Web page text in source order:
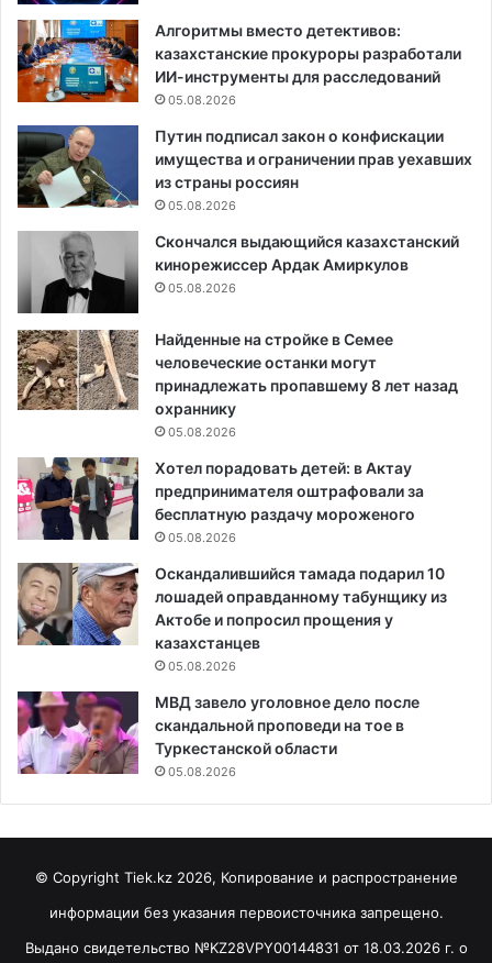
Алгоритмы вместо детективов:
казахстанские прокуроры разработали
ИИ-инструменты для расследований
05.08.2026
Путин подписал закон о конфискации
имущества и ограничении прав уехавших
из страны россиян
05.08.2026
Скончался выдающийся казахстанский
кинорежиссер Ардак Амиркулов
05.08.2026
Найденные на стройке в Семее
человеческие останки могут
принадлежать пропавшему 8 лет назад
охраннику
05.08.2026
Хотел порадовать детей: в Актау
предпринимателя оштрафовали за
бесплатную раздачу мороженого
05.08.2026
Оскандалившийся тамада подарил 10
лошадей оправданному табунщику из
Актобе и попросил прощения у
казахстанцев
05.08.2026
МВД завело уголовное дело после
скандальной проповеди на тое в
Туркестанской области
05.08.2026
© Copyright Tiek.kz 2026, Копирование и распространение
информации без указания первоисточника запрещено.
Выдано свидетельство №KZ28VPY00144831 от 18.03.2026 г. о